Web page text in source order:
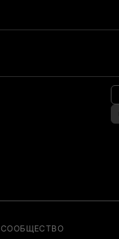
СООБЩЕСТВО